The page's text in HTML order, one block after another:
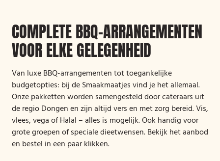
COMPLETE BBQ-ARRANGEMENTEN
VOOR ELKE GELEGENHEID
Van luxe BBQ-arrangementen tot toegankelijke
budgetopties: bij de Smaakmaatjes vind je het allemaal.
Onze pakketten worden samengesteld door cateraars uit
de regio Dongen en zijn altijd vers en met zorg bereid. Vis,
vlees, vega of Halal – alles is mogelijk. Ook handig voor
grote groepen of speciale dieetwensen. Bekijk het aanbod
en bestel in een paar klikken.